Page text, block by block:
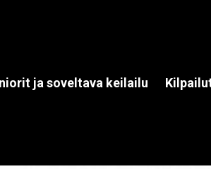
ja soveltava keilailu